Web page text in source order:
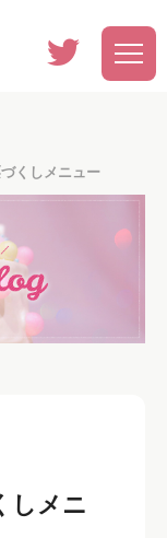
くしメニュー
しメニ